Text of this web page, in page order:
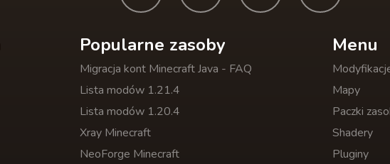
Popularne zasoby
Migracja kont Minecraft Java - FAQ
Lista modów 1.21.4
Lista modów 1.20.4
Xray Minecraft
NeoForge Minecraft
Menu
Mapy
Paczki
Shadery
Pluginy